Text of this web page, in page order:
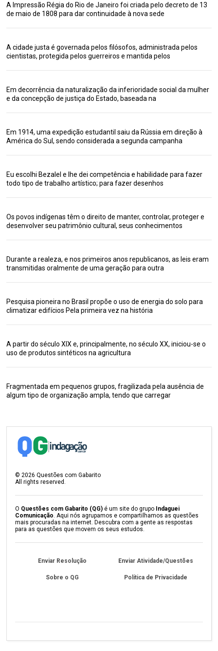
A Impressão Régia do Rio de Janeiro foi criada pelo decreto de 13
de maio de 1808 para dar continuidade à nova sede
A cidade justa é governada pelos filósofos, administrada pelos
cientistas, protegida pelos guerreiros e mantida pelos
Em decorrência da naturalização da inferioridade social da mulher
e da concepção de justiça do Estado, baseada na
Em 1914, uma expedição estudantil saiu da Rússia em direção à
América do Sul, sendo considerada a segunda campanha
Eu escolhi Bezalel e lhe dei competência e habilidade para fazer
todo tipo de trabalho artístico; para fazer desenhos
Os povos indígenas têm o direito de manter, controlar, proteger e
desenvolver seu patrimônio cultural, seus conhecimentos
Durante a realeza, e nos primeiros anos republicanos, as leis eram
transmitidas oralmente de uma geração para outra
Pesquisa pioneira no Brasil propõe o uso de energia do solo para
climatizar edifícios Pela primeira vez na história
A partir do século XIX e, principalmente, no século XX, iniciou-se o
uso de produtos sintéticos na agricultura
Fragmentada em pequenos grupos, fragilizada pela ausência de
algum tipo de organização ampla, tendo que carregar
©2026 Questões com Gabarito
All rights reserved.
O Questões com Gabarito (QG) é um site do grupo Indaguei
Comunicação. Aqui nós agrupamos e compartilhamos as questões
mais procuradas na internet. Descubra com a gente as respostas
para as questões que movem os seus estudos.
Enviar Resolução Enviar Atividade/Questões
Sobre o QG Política de Privacidade